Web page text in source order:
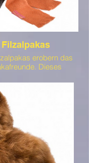
erobern das
Dieses
zu haben.